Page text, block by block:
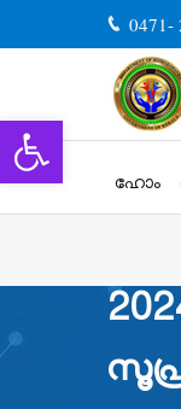
Open toolbar
0471-
ഹോം